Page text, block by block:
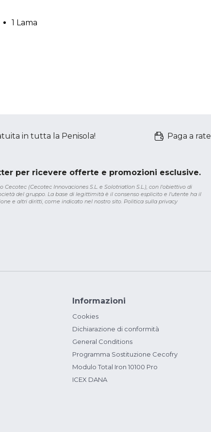
1 Lama
in tutta la Penisola! Paga a rate
per ricevere offerte e promozioni esclusive.
(Cecotec Innovaciones S.L. e Solotriatlon S.L.), con l'obiettivo di
del gruppo. La base di legittimità è il consenso esplicito e l'utente ha il
e altri diritti, come indicato nel nostro sito. Politica sulla privacy
Informazioni
Cookies
Dichiarazione di conformità
General Conditions
Programma Sostituzione Cecofry
Modulo Total Iron 10100 Pro
ICEX DANA